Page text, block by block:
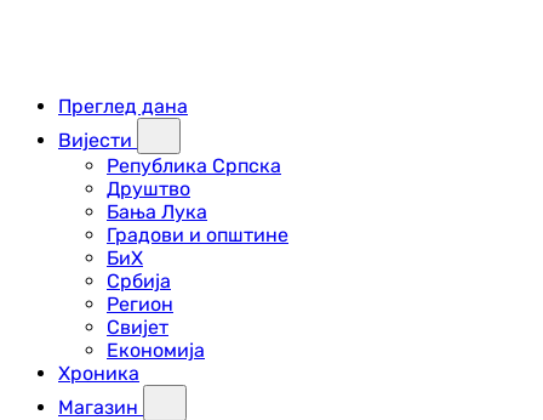
Преглед дана
Вијести
Република Српска
Друштво
Бања Лука
Градови и општине
БиХ
Србија
Регион
Свијет
Економија
Хроника
Магазин